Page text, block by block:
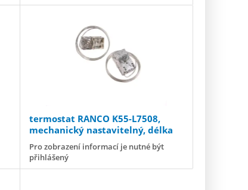
termostat RANCO K55-L7508,
mechanický nastavitelný, délka
kapiláry
Pro zobrazení informací je nutné být
přihlášený